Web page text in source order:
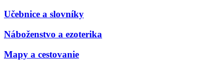
Učebnice a slovníky
Náboženstvo a ezoterika
Mapy a cestovanie